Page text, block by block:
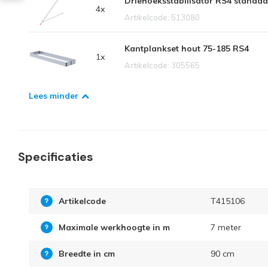
4x
Artikelcode: 513080
1x
Kantplankset hout 75-185 RS4
Artikelcode: 305565
Lees minder
Specificaties
Artikelcode T415106
Maximale werkhoogte in m 7 meter
Breedte in cm 90 cm